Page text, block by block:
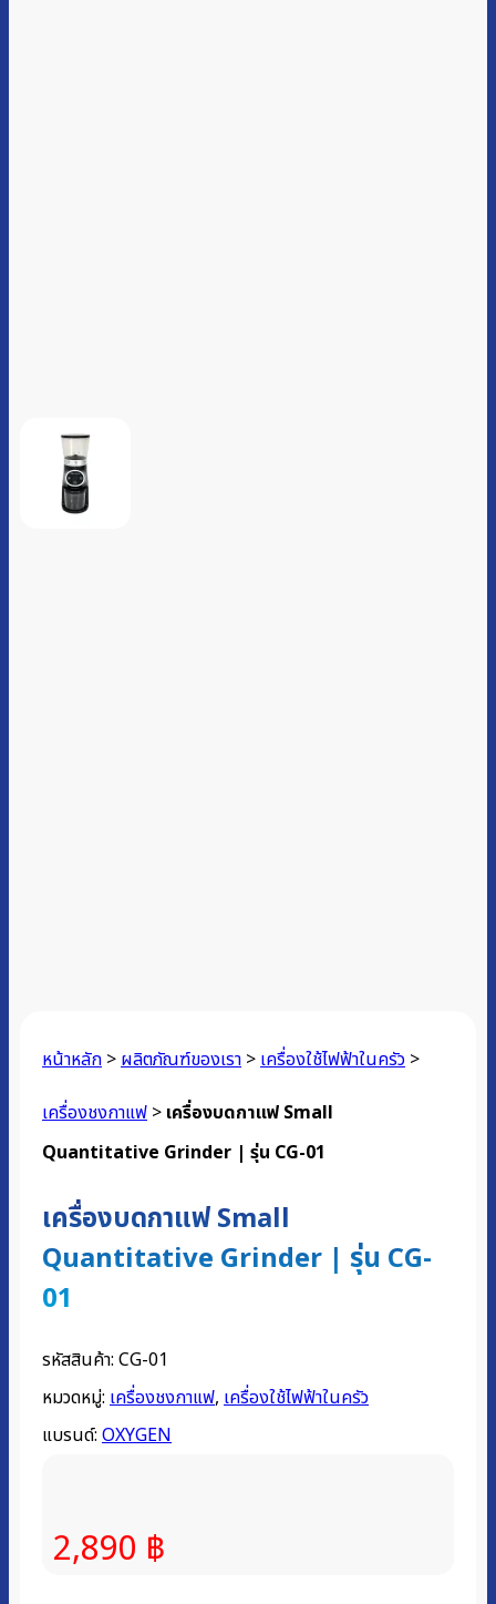
หน้าหลัก >ผลิตภัณฑ์ของเรา >เครื่องใช้ไฟฟ้าในครัว >
เครื่องชงกาแฟ > เครื่องบดกาแฟ Small
Quantitative Grinder | รุ่น CG-01
เครื่องบดกาแฟ Small
Quantitative Grinder | รุ่น CG-
01
รหัสสินค้า: CG-01
หมวดหมู่: เครื่องชงกาแฟ, เครื่องใช้ไฟฟ้าในครัว
แบรนด์: OXYGEN
2,890 ฿